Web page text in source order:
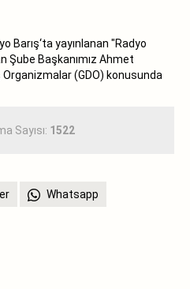
Barış‘ta yayınlanan "Radyo
Şube Başkanımız Ahmet
(GDO) konusunda
Sayısı: 1522
Whatsapp